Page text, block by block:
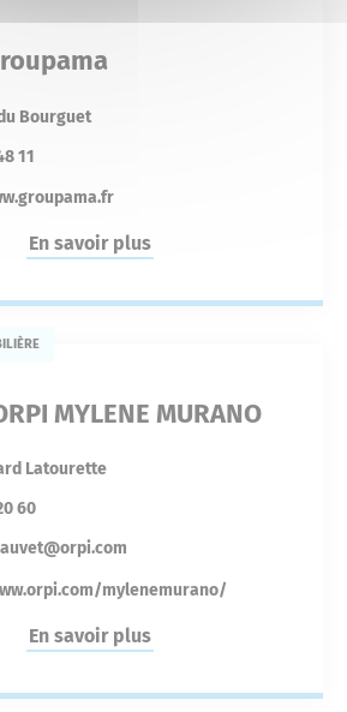
Bourguet
11
En savoir plus
MYLENE MURANO
Latourette
60
mylenemurano/
En savoir plus